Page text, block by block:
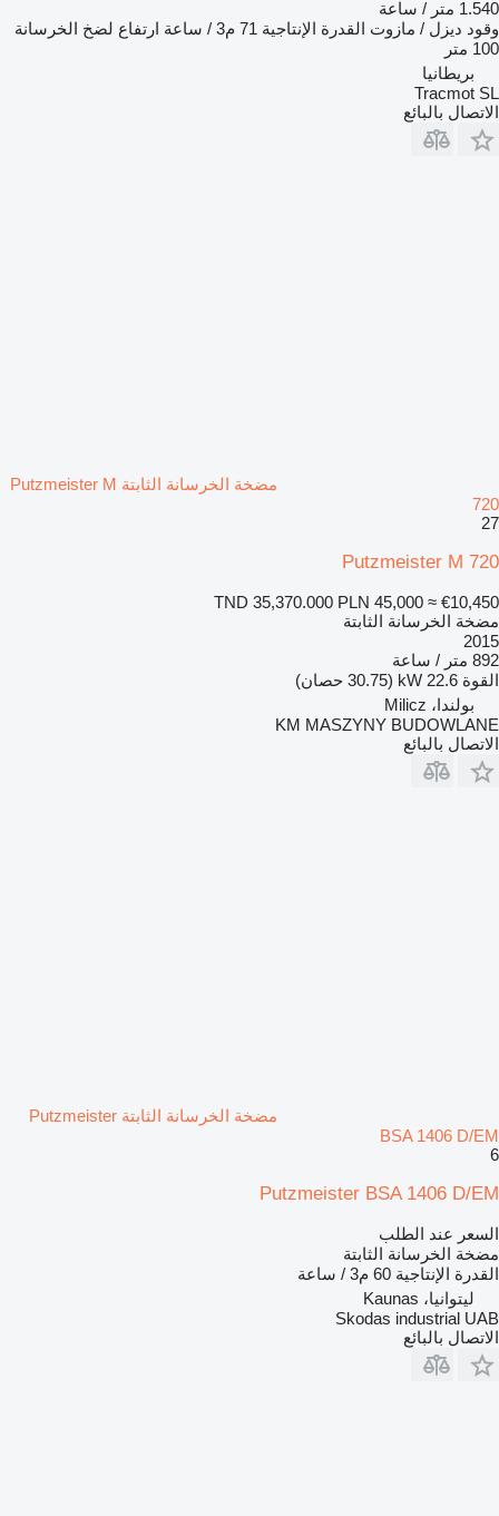
1.540 متر / ساعة
وقود ديزل / مازوت القدرة الإنتاجية 71 م3 / ساعة
ارتفاع لضخ الخرسانة
100 متر
بريطانيا
Tracmot SL
الاتصال بالبائع
مضخة الخرسانة الثابتة Putzmeister M
720
27
Putzmeister M 720
TND 35,370.000 PLN 45,000 ≈ €10,450
مضخة الخرسانة الثابتة
2015
892 متر / ساعة
القوة 22.6 kW (30.75 حصان)
بولندا، Milicz
KM MASZYNY BUDOWLANE
الاتصال بالبائع
مضخة الخرسانة الثابتة Putzmeister
BSA 1406 D/EM
6
Putzmeister BSA 1406 D/EM
السعر عند الطلب
مضخة الخرسانة الثابتة
القدرة الإنتاجية 60 م3 / ساعة
ليتوانيا، Kaunas
Skodas industrial UAB
الاتصال بالبائع